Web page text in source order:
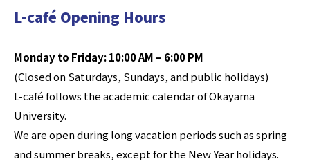
L-café Opening Hours
Monday to Friday: 10:00 AM – 6:00 PM
(Closed on Saturdays, Sundays, and public holidays)
L-café follows the academic calendar of Okayama
University.
We are open during long vacation periods such as spring
and summer breaks, except for the New Year holidays.